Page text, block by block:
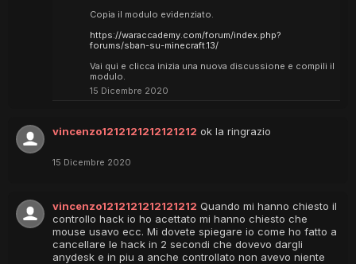
Copia il modulo evidenziato.
https://waraccademy.com/forum/index.php?
forums/sban-su-minecraft.13/
Vai qui e clicca inizia una nuova discussione e compili il
modulo.
15 Dicembre 2020
vincenzo1212121212121212 ok la ringrazio
15 Dicembre 2020
vincenzo1212121212121212 Quando mi hanno chiesto il
controllo hack io ho acettato mi hanno chiesto che
mouse usavo ecc. Mi dovete spiegare io come ho fatto a
cancellare le hack in 2 secondi che dovevo dargli
anydesk e in piu a anche controllato non avevo niente